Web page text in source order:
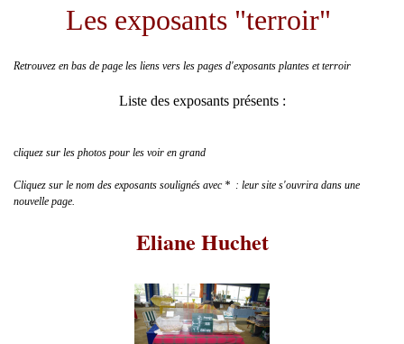
Les exposants "terroir"
Retrouvez en bas de page les liens vers les pages d'exposants plantes et terroir
Liste des exposants présents :
cliquez sur les photos pour les voir en grand
Cliquez sur le nom des exposants soulignés avec * : leur site s'ouvrira dans une
nouvelle page.
Eliane Huchet